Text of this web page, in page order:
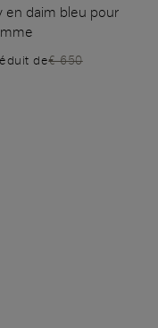
en daim bleu pour
de€ 650